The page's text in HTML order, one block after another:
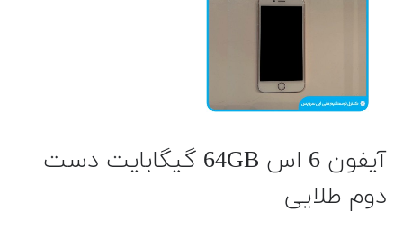
آیفون 6 اس 64GB گیگابایت دست
دوم طلایی